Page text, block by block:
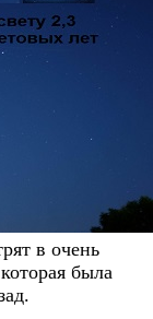
в очень
была